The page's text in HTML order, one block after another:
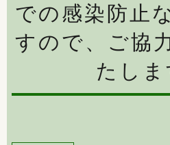
での感染防止
すので、ご協
たしま